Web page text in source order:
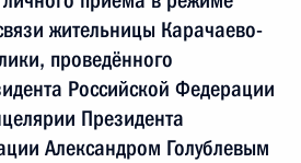
жительницы Карачаево-
проведённого
Российской Федерации
Президента
Александром Голублевым